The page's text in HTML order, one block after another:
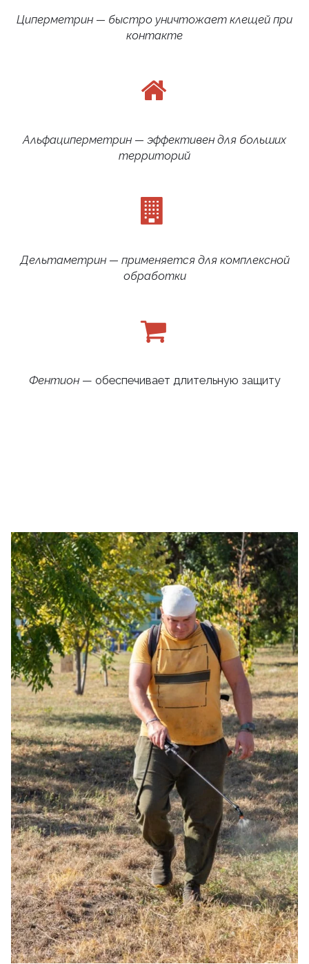
Циперметрин — быстро уничтожает клещей при
контакте
Альфациперметрин — эффективен для больших
территорий
Дельтаметрин — применяется для комплексной
обработки
Фентион— обеспечивает длительную защиту